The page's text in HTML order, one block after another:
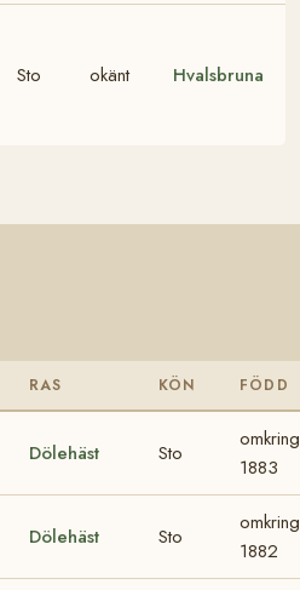
Sto okänt Hvalsbruna
RAS KÖN FÖDD
Dölehäst Sto
omkring
1883
Dölehäst Sto
omkring
1882